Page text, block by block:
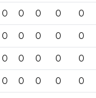
0 0 0 0 0
0 0 0 0 0
0 0 0 0 0
0 0 0 0 0